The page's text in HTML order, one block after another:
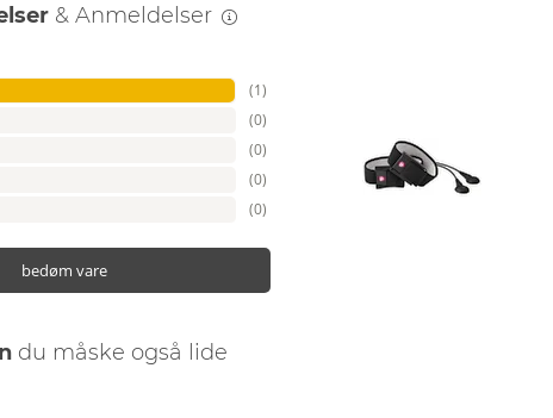
& Anmeldelser
(1)
(0)
(0)
(0)
(0)
bedøm vare
du måske også lide